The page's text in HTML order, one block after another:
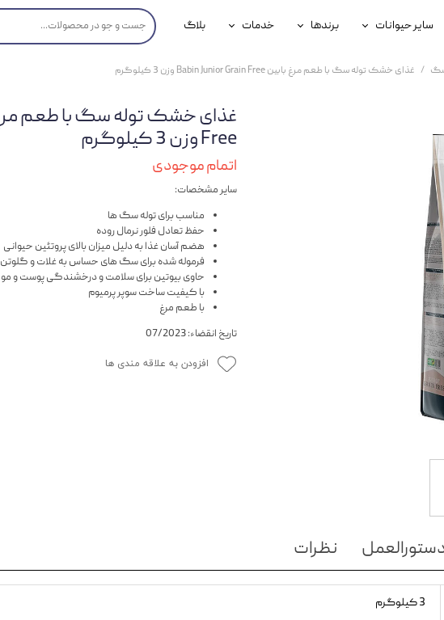
سگ
سایر حیوانات
محصولات پرندگان
برندها
جوسرا
خدمات
خدمات آنلاین دامپزشکی
بلاگ
غذای خشک توله سگ با طعم مرغ بابین Babin Junior Grain Free وزن 3 کیلوگرم
Free وزن 3 کیلوگرم
اتمام موجودی
سایر مشخصات:
مناسب برای توله سگ ها
حفظ تعادل فلور نرمال روده
هضم آسان غذا به دلیل میزان بالای پروتئین حیوانی
فرموله شده برای سگ های حساس به غلات و گلوتن
حاوی بیوتین برای سلامت و درخشندگی پوست و مو
با کیفیت ساخت سوپر پرمیوم
با طعم مرغ
تاریخ انقضاء: 07/2023
افزودن به علاقه مندی ها
نظرات
3 کیلوگرم